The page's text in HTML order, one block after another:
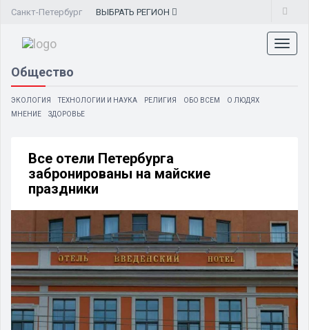
Санкт-Петербург ВЫБРАТЬ РЕГИОН
Общество
ЭКОЛОГИЯ ТЕХНОЛОГИИ И НАУКА РЕЛИГИЯ ОБО ВСЕМ
О ЛЮДЯХ
МНЕНИЕ
ЗДОРОВЬЕ
Все отели Петербурга
забронированы на майские
праздники